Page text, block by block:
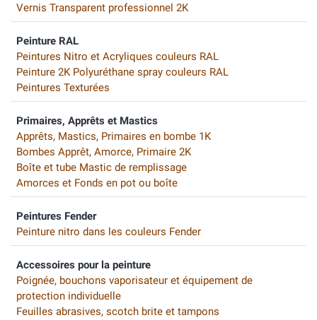
Vernis Transparent professionnel 2K
Peinture RAL
Peintures Nitro et Acryliques couleurs RAL
Peinture 2K Polyuréthane spray couleurs RAL
Peintures Texturées
Primaires, Apprêts et Mastics
Apprêts, Mastics, Primaires en bombe 1K
Bombes Apprêt, Amorce, Primaire 2K
Boîte et tube Mastic de remplissage
Amorces et Fonds en pot ou boîte
Peintures Fender
Peinture nitro dans les couleurs Fender
Accessoires pour la peinture
Poignée, bouchons vaporisateur et équipement de
protection individuelle
Feuilles abrasives, scotch brite et tampons